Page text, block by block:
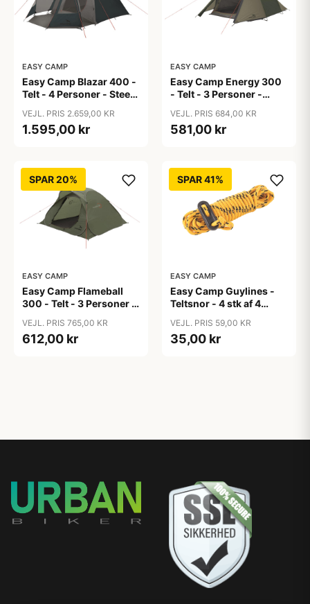
EASY CAMP
Easy Camp Blazar 400 -
Telt - 4 Personer - Steel
VEJL. PRIS 2.659,00 KR
1.595,00 kr
EASY CAMP
Easy Camp Energy 300
- Telt - 3 Personer -
VEJL. PRIS 684,00 KR
581,00 kr
SPAR 20%
EASY CAMP
Easy Camp Flameball
300 - Telt - 3 Personer -
VEJL. PRIS 765,00 KR
612,00 kr
SPAR 41%
EASY CAMP
Easy Camp Guylines -
Teltsnor - 4 stk af 4
VEJL. PRIS 59,00 KR
35,00 kr